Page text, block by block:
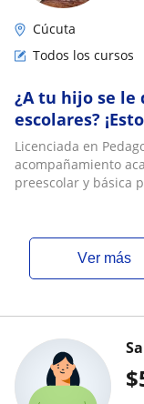
Cúcuta
Todos los cursos
¿A tu hijo se
escolares?
Licenciada en
Licenciada en
acompañamiento
preescolar y básica
ver más
$